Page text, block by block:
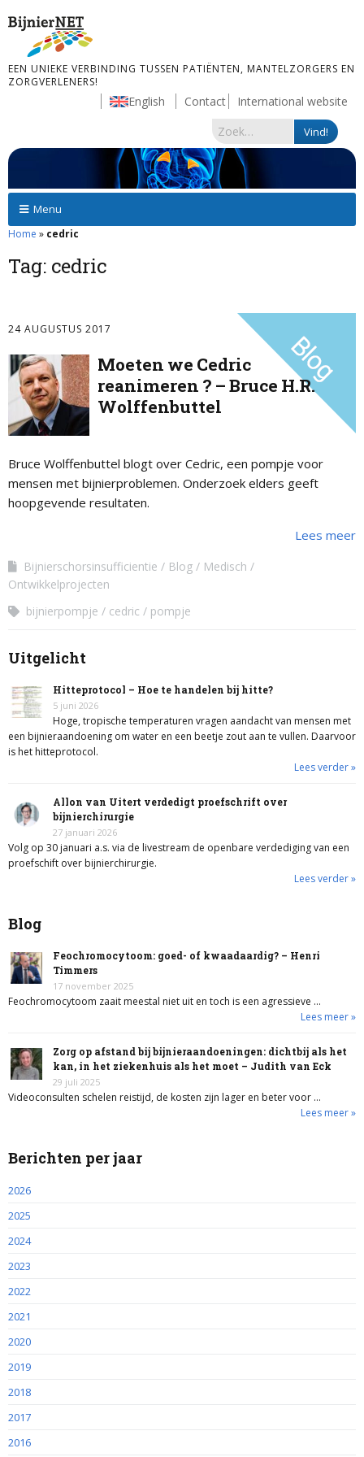
EEN UNIEKE VERBINDING TUSSEN PATIËNTEN, MANTELZORGERS EN
ZORGVERLENERS!
English Contact International website
Menu
Home » cedric
Tag: cedric
24 AUGUSTUS 2017
Moeten we Cedric
reanimeren ? – Bruce H.R.
Wolffenbuttel
Bruce Wolffenbuttel blogt over Cedric, een pompje voor
mensen met bijnierproblemen. Onderzoek elders geeft
hoopgevende resultaten.
Lees meer
Bijnierschorsinsufficientie Blog
Medisch
Ontwikkelprojecten
bijnierpompje
cedric pompje
Uitgelicht
Hitteprotocol – Hoe te handelen bij hitte?
5 juni 2026
Hoge, tropische temperaturen vragen aandacht van mensen met
een bijnieraandoening om water en een beetje zout aan te vullen. Daarvoor
is het hitteprotocol.
Lees verder »
Allon van Uitert verdedigt proefschrift over
bijnierchirurgie
27 januari 2026
Volg op 30 januari a.s. via de livestream de openbare verdediging van een
proefschift over bijnierchirurgie.
Lees verder »
Blog
Feochromocytoom: goed- of kwaadaardig? – Henri
Timmers
17 november 2025
Feochromocytoom zaait meestal niet uit en toch is een agressieve …
Lees meer »
Zorg op afstand bij bijnieraandoeningen: dichtbij als het
kan, in het ziekenhuis als het moet – Judith van Eck
29 juli 2025
Videoconsulten schelen reistijd, de kosten zijn lager en beter voor …
Lees meer »
Berichten per jaar
2026
2025
2024
2023
2022
2021
2020
2019
2018
2017
2016